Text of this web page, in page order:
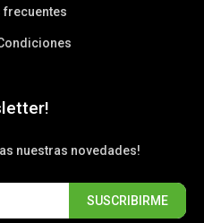
frecuentes
nuestras novedades!
SUSCRIBIRME